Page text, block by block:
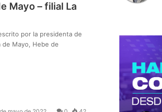
Mayo – filial La
por la presidenta de
de Mayo, Hebe de